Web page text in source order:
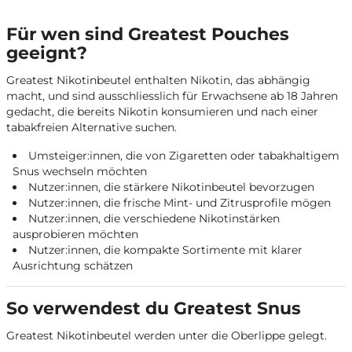
Für wen sind Greatest Pouches
geeignt?
Greatest Nikotinbeutel enthalten Nikotin, das abhängig
macht, und sind ausschliesslich für Erwachsene ab 18 Jahren
gedacht, die bereits Nikotin konsumieren und nach einer
tabakfreien Alternative suchen.
Umsteiger:innen, die von Zigaretten oder tabakhaltigem
Snus wechseln möchten
Nutzer:innen, die stärkere Nikotinbeutel bevorzugen
Nutzer:innen, die frische Mint- und Zitrusprofile mögen
Nutzer:innen, die verschiedene Nikotinstärken
ausprobieren möchten
Nutzer:innen, die kompakte Sortimente mit klarer
Ausrichtung schätzen
So verwendest du Greatest Snus
Greatest Nikotinbeutel werden unter die Oberlippe gelegt.